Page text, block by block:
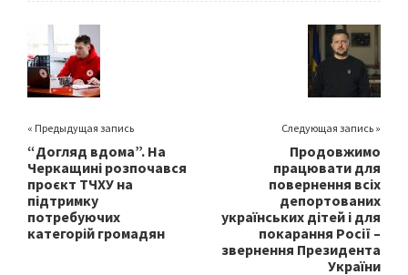
o
k
er
« Предыдущая запись
“Догляд вдома”. На
Черкащині розпочався
проєкт ТЧХУ на
підтримку
потребуючих
категорій громадян
Следующая запись »
Продовжимо
працювати для
повернення всіх
депортованих
українських дітей і для
покарання Росії –
звернення Президента
України